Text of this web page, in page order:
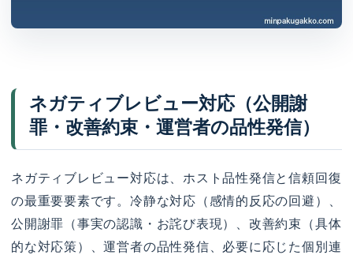
ネガティブレビュー対応（公開謝
罪・改善約束・運営者の品性発信）
ネガティブレビュー対応は、ホスト品性発信と信頼回復
の最重要要素です。冷静な対応（感情的反応の回避）、
公開謝罪（事実の認識・お詫び表現）、改善約束（具体
的な対応策）、運営者の品性発信、必要に応じた個別連